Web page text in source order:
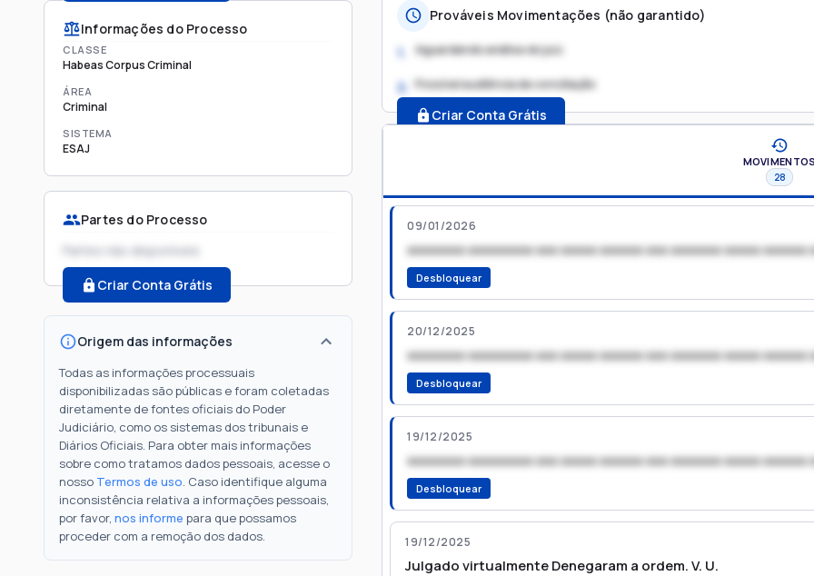
Informações do Processo
CLASSE
Habeas Corpus Criminal
ÁREA
Criminal
SISTEMA
ESAJ
Partes do Processo
Partes não disponíveis
Criar Conta Grátis
Origem das informações
Todas as informações processuais
disponibilizadas são públicas e foram coletadas
diretamente de fontes oficiais do Poder
Judiciário, como os sistemas dos tribunais e
Diários Oficiais. Para obter mais informações
sobre como tratamos dados pessoais, acesse o
nosso Termos de uso. Caso identifique alguma
inconsistência relativa a informações pessoais,
por favor, nos informe para que possamos
proceder com a remoção dos dados.
Prováveis Movimentações (não garantido)
1. Aguardando análise do juiz
2. Possível audiência de conciliação
Criar Conta Grátis
MOVIMENTOS
28
09/01/2026
xxxxxxxx xxxxxxxxx xxx xxxxx xxxxxx xxx xxxxxxx xxxxx xxxxxx
Desbloquear
20/12/2025
xxxxxxxx xxxxxxxxx xxx xxxxx xxxxxx xxx xxxxxxx xxxxx xxxxxx
Desbloquear
19/12/2025
xxxxxxxx xxxxxxxxx xxx xxxxx xxxxxx xxx xxxxxxx xxxxx xxxxxx
Desbloquear
19/12/2025
Julgado virtualmente Denegaram a ordem. V. U.